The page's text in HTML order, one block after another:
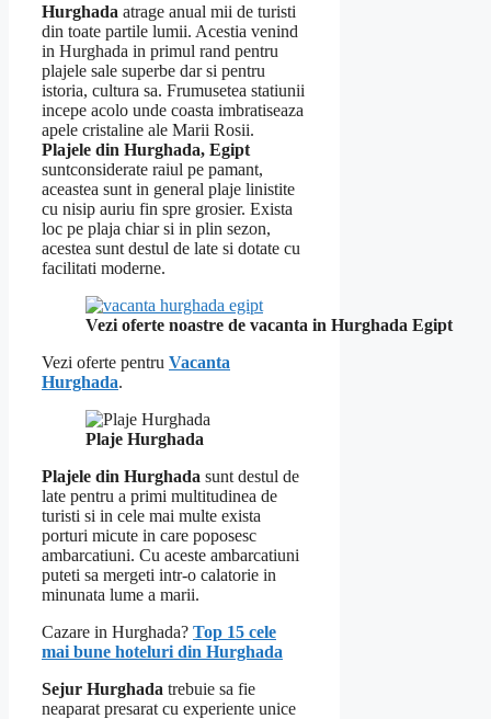
Hurghada atrage anual mii de turisti
din toate partile lumii. Acestia venind
in Hurghada in primul rand pentru
plajele sale superbe dar si pentru
istoria, cultura sa. Frumusetea statiunii
incepe acolo unde coasta imbratiseaza
apele cristaline ale Marii Rosii.
Plajele din Hurghada, Egipt
suntconsiderate raiul pe pamant,
aceastea sunt in general plaje linistite
cu nisip auriu fin spre grosier. Exista
loc pe plaja chiar si in plin sezon,
acestea sunt destul de late si dotate cu
facilitati moderne.
Vezi oferte noastre de vacanta in Hurghada Egipt
Vezi oferte pentru Vacanta
Hurghada.
Plaje Hurghada
Plajele din Hurghada sunt destul de
late pentru a primi multitudinea de
turisti si in cele mai multe exista
porturi micute in care poposesc
ambarcatiuni. Cu aceste ambarcatiuni
puteti sa mergeti intr-o calatorie in
minunata lume a marii.
Cazare in Hurghada? Top 15 cele
mai bune hoteluri din Hurghada
Sejur Hurghada trebuie sa fie
neaparat presarat cu experiente unice